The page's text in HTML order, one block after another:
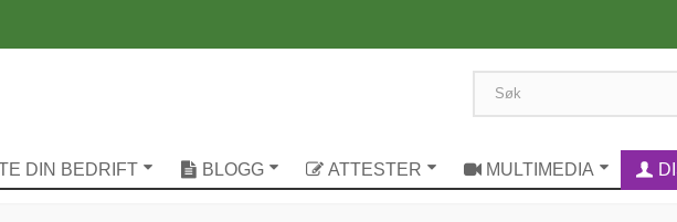
DIN BEDRIFT BLOGG ATTESTER MULTIMEDIA